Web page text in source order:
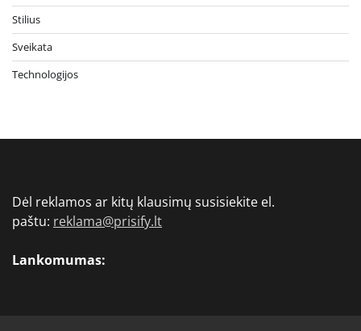
Stilius
Sveikata
Technologijos
Dėl reklamos ar kitų klausimų susisiekite el.
paštu: reklama@prisify.lt
Lankomumas: